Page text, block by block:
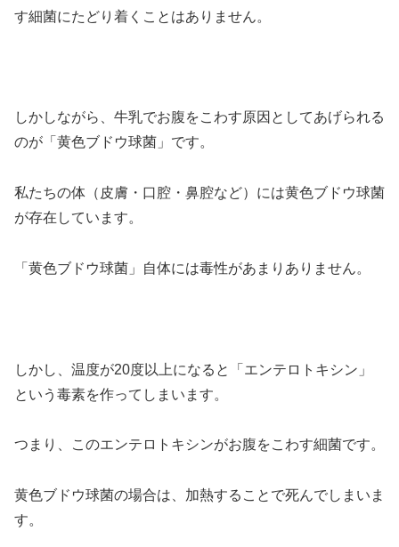
す細菌にたどり着くことはありません。
しかしながら、牛乳でお腹をこわす原因としてあげられる
のが「黄色ブドウ球菌」です。
私たちの体（皮膚・口腔・鼻腔など）には黄色ブドウ球菌
が存在しています。
「黄色ブドウ球菌」自体には毒性があまりありません。
しかし、温度が20度以上になると「エンテロトキシン」
という毒素を作ってしまいます。
つまり、このエンテロトキシンがお腹をこわす細菌です。
黄色ブドウ球菌の場合は、加熱することで死んでしまいま
す。